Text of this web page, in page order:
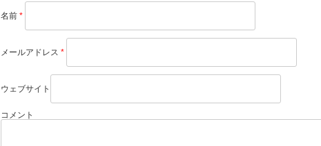
名前 *
メールアドレス *
ウェブサイト
コメント